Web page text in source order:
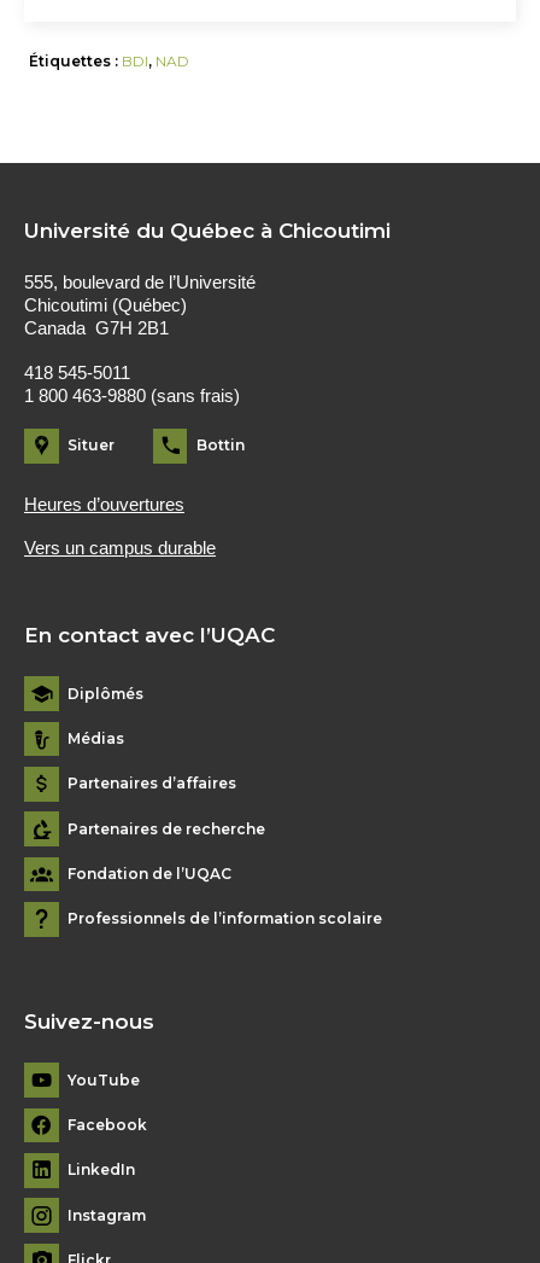
Étiquettes : BDI, NAD
Université du Québec à Chicoutimi
555, boulevard de l’Université
Chicoutimi (Québec)
Canada G7H 2B1
418 545-5011
1 800 463-9880 (sans frais)
Situer Bottin
Heures d’ouvertures
Vers un campus durable
En contact avec l’UQAC
Diplômés
Médias
Partenaires d’affaires
Partenaires de recherche
Fondation de l’UQAC
Professionnels de l’information scolaire
Suivez-nous
YouTube
Facebook
LinkedIn
Instagram